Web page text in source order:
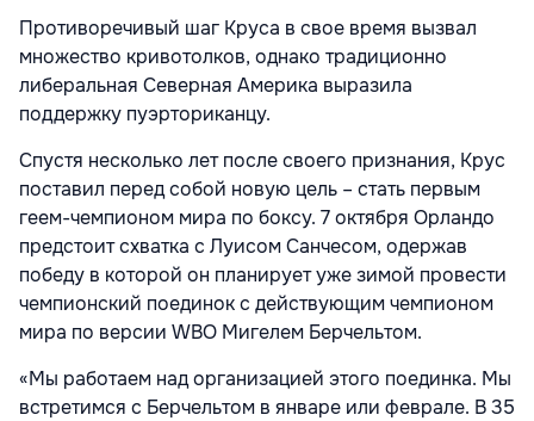
Противоречивый шаг Круса в свое время вызвал
множество кривотолков, однако традиционно
либеральная Северная Америка выразила
поддержку пуэрториканцу.
Спустя несколько лет после своего признания, Крус
поставил перед собой новую цель – стать первым
геем-чемпионом мира по боксу. 7 октября Орландо
предстоит схватка с Луисом Санчесом, одержав
победу в которой он планирует уже зимой провести
чемпионский поединок с действующим чемпионом
мира по версии WBO Мигелем Берчельтом.
«Мы работаем над организацией этого поединка. Мы
встретимся с Берчельтом в январе или феврале. В 35